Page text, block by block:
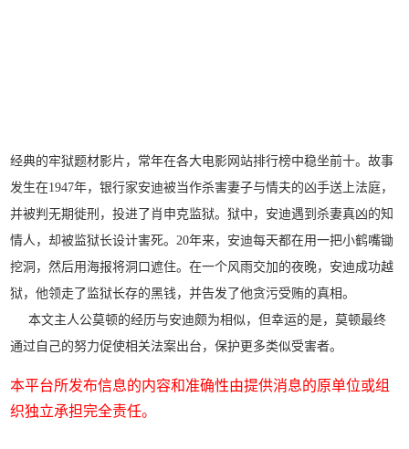
经典的牢狱题材影片，常年在各大电影网站排行榜中稳坐前十。故事
发生在1947年，银行家安迪被当作杀害妻子与情夫的凶手送上法庭，
并被判无期徙刑，投进了肖申克监狱。狱中，安迪遇到杀妻真凶的知
情人，却被监狱长设计害死。20年来，安迪每天都在用一把小鹤嘴锄
挖洞，然后用海报将洞口遮住。在一个风雨交加的夜晚，安迪成功越
狱，他领走了监狱长存的黑钱，并告发了他贪污受贿的真相。
本文主人公莫顿的经历与安迪颇为相似，但幸运的是，莫顿最终
通过自己的努力促使相关法案出台，保护更多类似受害者。
本平台所发布信息的内容和准确性由提供消息的原单位或组
织独立承担完全责任。